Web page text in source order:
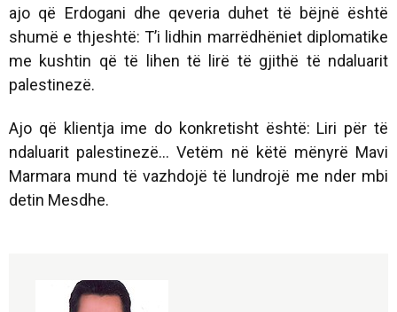
ajo që Erdogani dhe qeveria duhet të bëjnë është
shumë e thjeshtë: T’i lidhin marrëdhëniet diplomatike
me kushtin që të lihen të lirë të gjithë të ndaluarit
palestinezë.
Ajo që klientja ime do konkretisht është: Liri për të
ndaluarit palestinezë... Vetëm në këtë mënyrë Mavi
Marmara mund të vazhdojë të lundrojë me nder mbi
detin Mesdhe.